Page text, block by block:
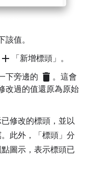
值。
add 「新增標頭」 。
下旁邊的 delete 。這會
改過的值還原為原始
修改的標頭，並以
此外，「標頭」 分
圖示，表示標頭已